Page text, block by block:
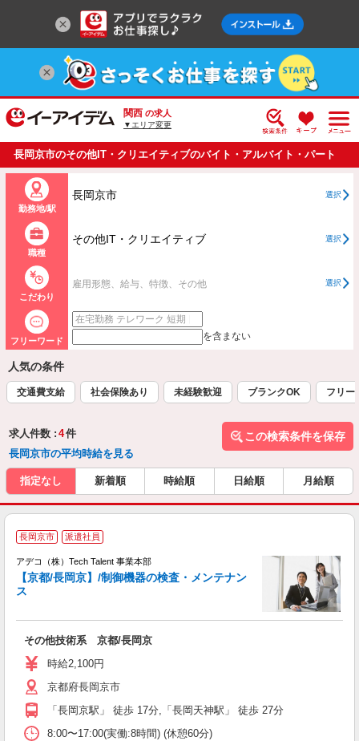
関西 の求人
▼エリア変更
長岡京市のその他IT・クリエイティブのバイト・アルバイト・パート
の求人情報一覧
勤務地/駅
長岡京市 選択
職種
その他IT・クリエイティブ 選択
こだわり
雇用形態、給与、特徴、その他 選択
フリーワード を含まない
人気の条件
交通費支給 社会保険あり 未経験歓迎 ブランクOK フリー
求人件数 : 4件
長岡京市の平均時給を見る
この検索条件を保存
指定なし 新着順 時給順 日給順 月給順
長岡京市 派遣社員
アデコ（株）Tech Talent 事業本部
【京都/長岡京】/制御機器の検査・メンテナン
ス
その他技術系 京都/長岡京
時給2,100円
京都府長岡京市
「長岡京駅」 徒歩 17分,「長岡天神駅」 徒歩 27分
8:00〜17:00(実働:8時間) (休憩60分)